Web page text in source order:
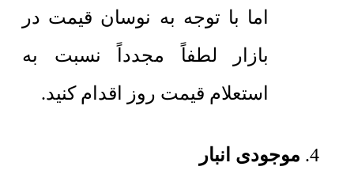
اما با توجه به نوسان قیمت در
بازار لطفاً مجدداً نسبت به
استعلام قیمت روز اقدام کنید.
موجودی انبار